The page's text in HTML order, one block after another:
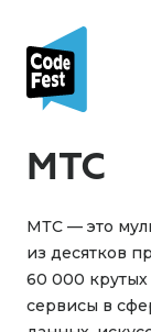
МТС
МТС — это
из десятков
60 000
сервисы в